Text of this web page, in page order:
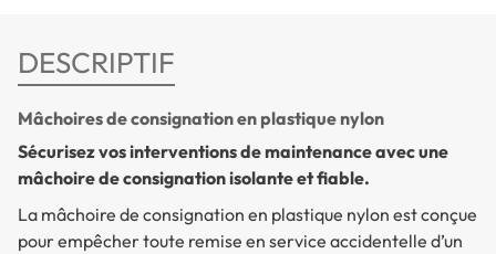
DESCRIPTIF
Mâchoires de consignation en plastique nylon
Sécurisez vos interventions de maintenance avec une
mâchoire de consignation isolante et fiable.
La mâchoire de consignation en plastique nylon est conçue
pour empêcher toute remise en service accidentelle d’un